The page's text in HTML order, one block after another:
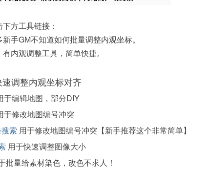
方工具链接：
手GM不知道如何批量调整内观坐标。
内观调整工具，简单快捷。
调整内观坐标对齐
于编辑地图，部分DIY
于修改地图编号冲突
索 用于修改地图编号冲突【新手推荐这个非常简单】
用于快速调整图像大小
批量给素材染色，改色不求人！